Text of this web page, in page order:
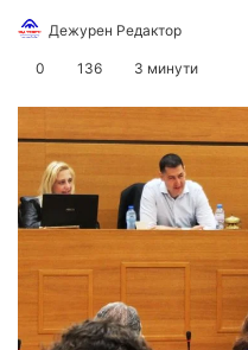
Дежурен Редактор
o
o
n
X
a
e
m
a
0 136 3 минути